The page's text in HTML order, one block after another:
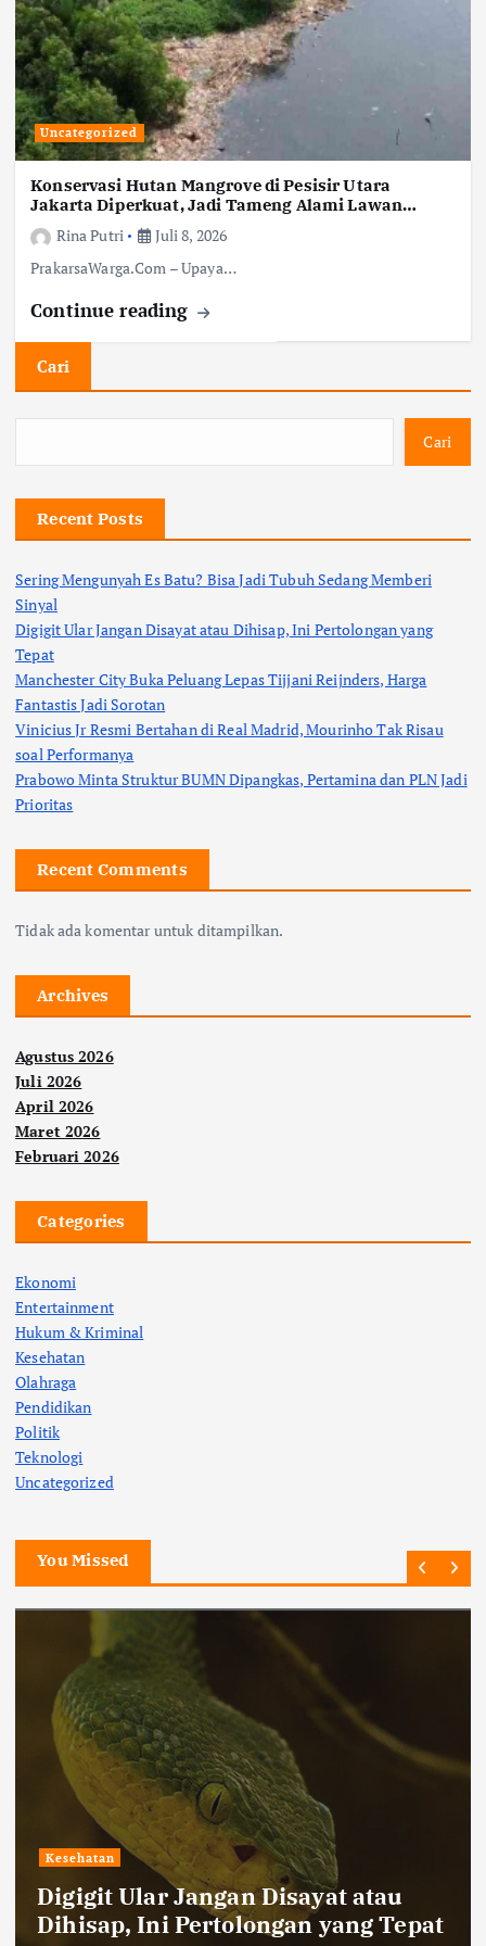
Uncategorized
Konservasi Hutan Mangrove di Pesisir Utara
Jakarta Diperkuat, Jadi Tameng Alami Lawan
Abrasi dan Perubahan Iklim
Rina Putri
Juli 8, 2026
PrakarsaWarga.Com – Upaya…
Continue reading
Cari
Cari
Recent Posts
Sering Mengunyah Es Batu? Bisa Jadi Tubuh Sedang Memberi
Sinyal
Digigit Ular Jangan Disayat atau Dihisap, Ini Pertolongan yang
Tepat
Manchester City Buka Peluang Lepas Tijjani Reijnders, Harga
Fantastis Jadi Sorotan
Vinicius Jr Resmi Bertahan di Real Madrid, Mourinho Tak Risau
soal Performanya
Prabowo Minta Struktur BUMN Dipangkas, Pertamina dan PLN Jadi
Prioritas
Recent Comments
Tidak ada komentar untuk ditampilkan.
Archives
Agustus 2026
Juli 2026
April 2026
Maret 2026
Februari 2026
Categories
Ekonomi
Entertainment
Hukum & Kriminal
Kesehatan
Olahraga
Pendidikan
Politik
Teknologi
Uncategorized
You Missed
Kesehatan
Digigit Ular Jangan Disayat atau
Dihisap, Ini Pertolongan yang Tepat